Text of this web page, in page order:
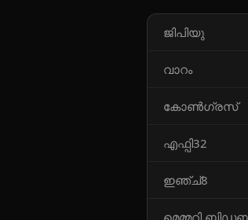
ജിപിയു
വാറം
കോൺഗ്രസ്‌
എഫ്പി32
ഇഞ്ച്8
മെമ്മറി